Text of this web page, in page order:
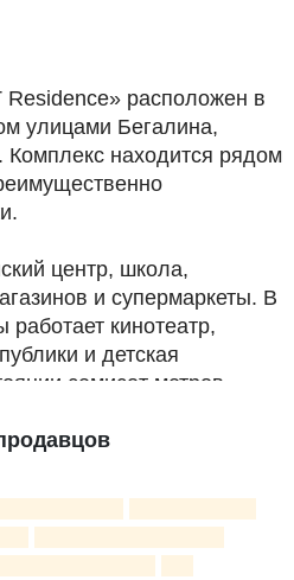
расположен в
улицами Бегалина,
Комплекс находится рядом
центр, школа,
и супермаркеты. В
работает кинотеатр,
и детская
семисот метров
транспорта, до
построен в две
собой восемь